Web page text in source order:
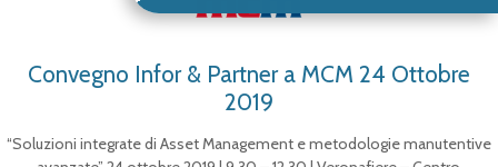
Convegno Infor & Partner a MCM 24 Ottobre
2019
“Soluzioni integrate di Asset Management e metodologie manutentive